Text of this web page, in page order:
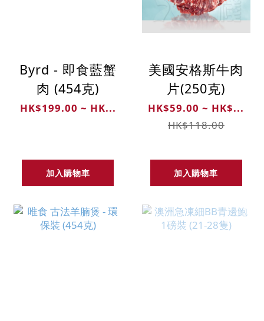
Byrd - 即食藍蟹
肉 (454克)
HK$199.00 ~ HK...
加入購物車
美國安格斯牛肉
片(250克)
HK$59.00 ~ HK$...
HK$118.00
加入購物車